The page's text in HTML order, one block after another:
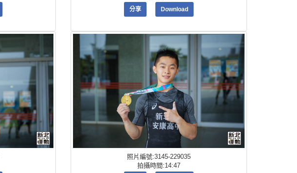
分享 Download
照片編號:3145-229035
拍攝時間:14:47